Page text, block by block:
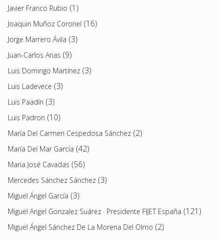
Javier Franco Rubio (1)
Joaquin Muñoz Coronel (16)
Jorge Marrero Ávila (3)
Juan-Carlos Arias (9)
Luis Domingo Martínez (3)
Luis Ladevece (3)
Luis Paadín (3)
Luis Padron (10)
María Del Carmen Cespedosa Sánchez (2)
María Del Mar García (42)
Maria José Cavadas (56)
Mercedes Sánchez Sánchez (3)
Miguel Ángel García (3)
Miguel Angel Gonzalez Suárez · Presidente FIJET España (121)
Miguel Ángel Sánchez De La Morena Del Olmo (2)